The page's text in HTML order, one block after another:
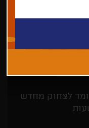
לצחוק מחדש